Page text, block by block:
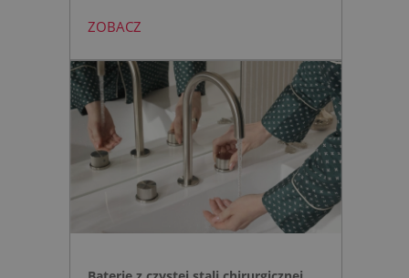
montażu stelaża podtynkowego.
Zyskujesz do 20 cm przestrzeni w
łazience i o 15% cichsze
spłukiwanie dzięki technologii
opartej na efekcie Venturiego.
Idealne rozwiązanie do szybkich
remontów bez kucia ścian.
ZOBACZ